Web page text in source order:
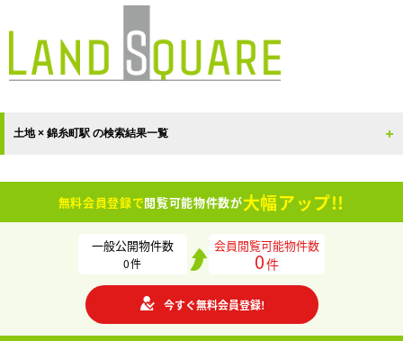
土地 × 錦糸町駅 の検索結果一覧
無料会員登録で閲覧可能物件数が大幅アップ!!
一般公開物件数
0件
会員閲覧可能物件数
0件
今すぐ無料会員登録!